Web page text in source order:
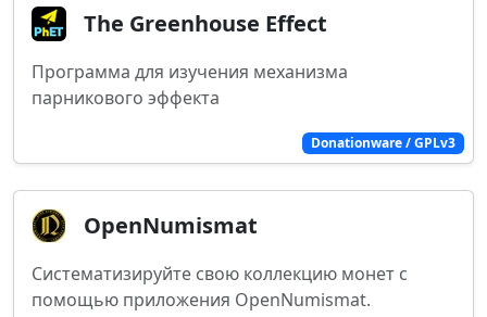
Donationware / GPLv3
The Greenhouse Effect
Программа для изучения механизма
парникового эффекта
OpenNumismat
Систематизируйте свою коллекцию монет с
помощью приложения OpenNumismat.